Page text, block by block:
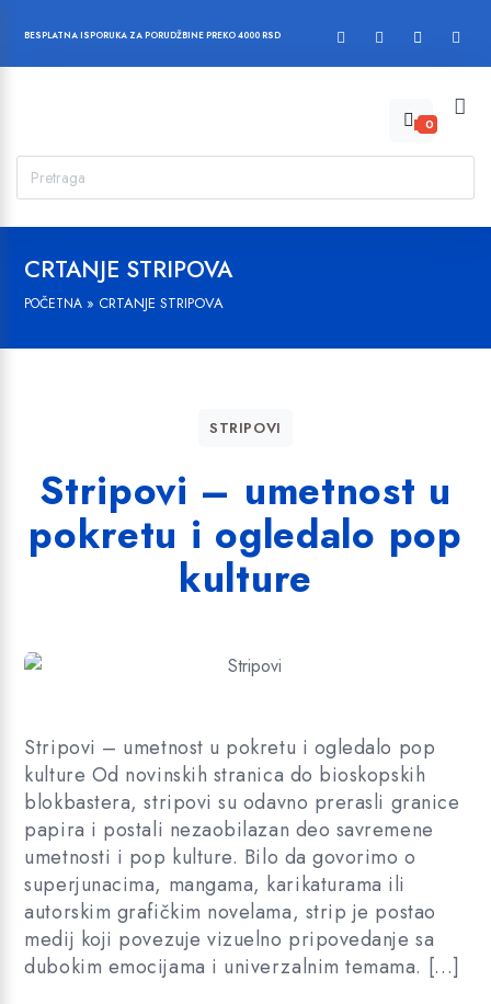
BESPLATNA ISPORUKA ZA PORUDŽBINE PREKO 4000 RSD
0
CRTANJE STRIPOVA
POČETNA » CRTANJE STRIPOVA
STRIPOVI
Stripovi – umetnost u
pokretu i ogledalo pop
kulture
Stripovi – umetnost u pokretu i ogledalo pop
kulture Od novinskih stranica do bioskopskih
blokbastera, stripovi su odavno prerasli granice
papira i postali nezaobilazan deo savremene
umetnosti i pop kulture. Bilo da govorimo o
superjunacima, mangama, karikaturama ili
autorskim grafičkim novelama, strip je postao
medij koji povezuje vizuelno pripovedanje sa
dubokim emocijama i univerzalnim temama. […]